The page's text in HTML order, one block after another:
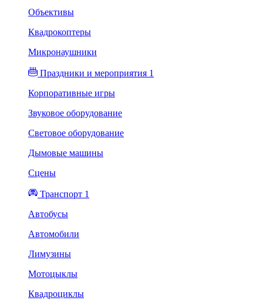
Объективы
Квадрокоптеры
Микронаушники
Праздники и мероприятия 1
Корпоративные игры
Звуковое оборудование
Световое оборудование
Дымовые машины
Сцены
Транспорт 1
Автобусы
Автомобили
Лимузины
Мотоцыклы
Квадроциклы